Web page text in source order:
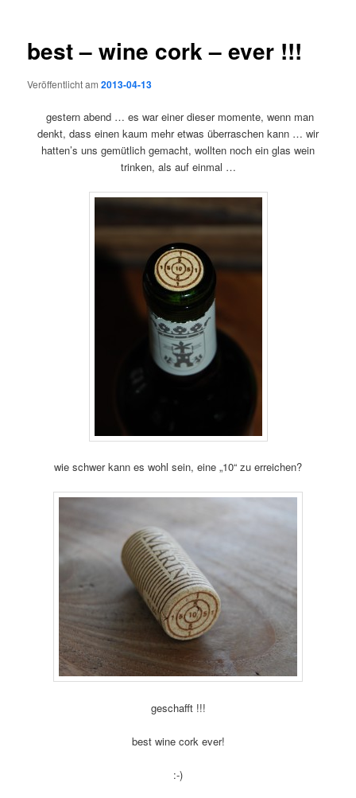
best – wine cork – ever !!!
Veröffentlicht am2013-04-13
gestern abend … es war einer dieser momente, wenn man
denkt, dass einen kaum mehr etwas überraschen kann … wir
hatten’s uns gemütlich gemacht, wollten noch ein glas wein
trinken, als auf einmal …
wie schwer kann es wohl sein, eine „10“ zu erreichen?
geschafft !!!
best wine cork ever!
:-)